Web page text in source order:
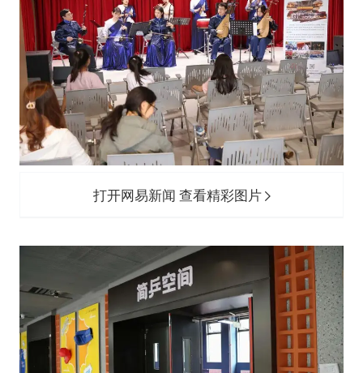
打开网易新闻 查看精彩图片